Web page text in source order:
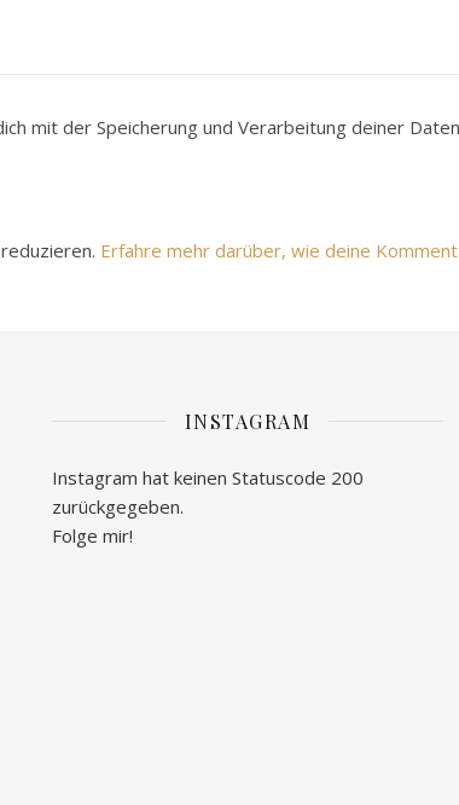
mit der Speicherung und Verarbeitung deiner
Erfahre mehr darüber, wie deine
INSTAGRAM
Instagram hat keinen Statuscode 200
zurückgegeben.
Folge mir!